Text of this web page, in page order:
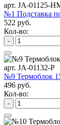
арт. JA-01125-
№1 Подставка
522 руб.
Кол-во:
-
арт. JA-01132-P
№9 Термоблок
496 руб.
Кол-во:
-